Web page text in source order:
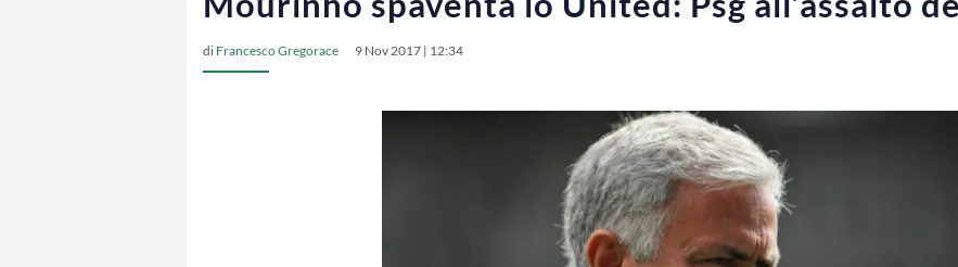
di Francesco Gregorace 9 Nov 2017 | 12:34